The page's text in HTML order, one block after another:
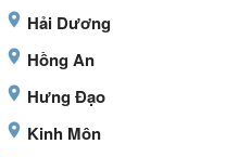
Hải Dương
Hồng An
Hưng Đạo
Kinh Môn